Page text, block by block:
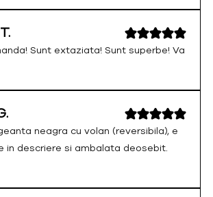
Sunt extaziata! Sunt superbe! Va
neagra cu volan (reversibila), e
in descriere si ambalata deosebit.